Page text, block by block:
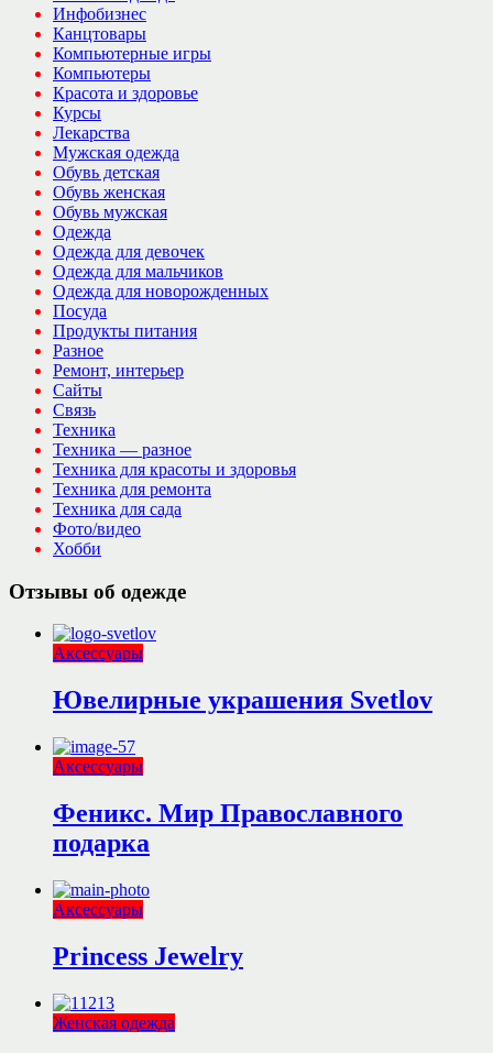
Инфобизнес
Канцтовары
Компьютерные игры
Компьютеры
Красота и здоровье
Курсы
Лекарства
Мужская одежда
Обувь детская
Обувь женская
Обувь мужская
Одежда
Одежда для девочек
Одежда для мальчиков
Одежда для новорожденных
Посуда
Продукты питания
Разное
Ремонт, интерьер
Сайты
Связь
Техника
Техника — разное
Техника для красоты и здоровья
Техника для ремонта
Техника для сада
Фото/видео
Хобби
Отзывы об одежде
Аксессуары
Ювелирные украшения Svetlov
Аксессуары
Феникс. Мир Православного
подарка
Аксессуары
Princess Jewelry
Женская одежда